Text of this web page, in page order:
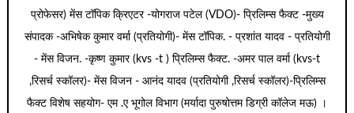
प्रोफेसर) मेंस टॉपिक क्रिएटर -योगराज पटेल (VDO)- प्रिलिम्स फैक्ट -मुख्य
संपादक -अभिषेक कुमार वर्मा (प्रतियोगी)- मेंस टॉपिक. - प्रशांत यादव - प्रतियोगी
- मेंस विजन. -कृष्ण कुमार (kvs -t ) प्रिलिम्स फैक्ट. -अमर पाल वर्मा (kvs-t
,रिसर्च स्कॉलर)- मेंस विजन - आनंद यादव (प्रतियोगी ,रिसर्च स्कॉलर)-प्रिलिम्स
फैक्ट विशेष सहयोग- एम .ए भूगोल विभाग (मर्यादा पुरुषोत्तम डिग्री कॉलेज मऊ) ।